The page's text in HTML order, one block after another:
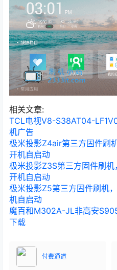
相关文章:
TCL电视V8-S38AT04-
机广告
极米投影Z4air第三方固件刷
开机自启动
极米投影Z3S第三方固件刷
开机自启动
极米投影Z5第三方固件刷机
机自启动
魔百和M302A-JL非高安
下载
付费通道